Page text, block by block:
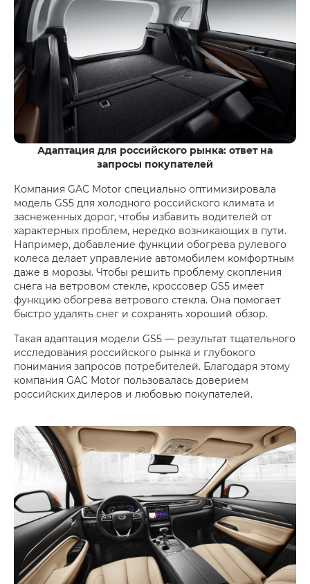
Адаптация для российского рынка: ответ на
запросы покупателей
Компания GAC Motor специально оптимизировала
модель GS5 для холодного российского климата и
заснеженных дорог, чтобы избавить водителей от
характерных проблем, нередко возникающих в пути.
Например, добавление функции обогрева рулевого
колеса делает управление автомобилем комфортным
даже в морозы. Чтобы решить проблему скопления
снега на ветровом стекле, кроссовер GS5 имеет
функцию обогрева ветрового стекла. Она помогает
быстро удалять снег и сохранять хороший обзор.
Такая адаптация модели GS5 — результат тщательного
исследования российского рынка и глубокого
понимания запросов потребителей. Благодаря этому
компания GAC Motor пользовалась доверием
российских дилеров и любовью покупателей.